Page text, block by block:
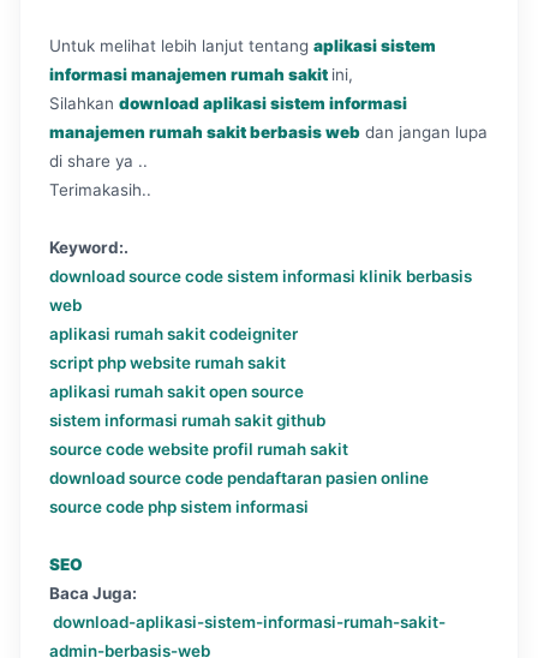
Untuk melihat lebih lanjut tentang aplikasi sistem
informasi manajemen rumah sakit ini,
Silahkan download aplikasi sistem informasi
manajemen rumah sakit berbasis web dan jangan lupa
di share ya ..
Terimakasih..
Keyword:.
download source code sistem informasi klinik berbasis
web
aplikasi rumah sakit codeigniter
script php website rumah sakit
aplikasi rumah sakit open source
sistem informasi rumah sakit github
source code website profil rumah sakit
download source code pendaftaran pasien online
source code php sistem informasi
SEO
Baca Juga:
download-aplikasi-sistem-informasi-rumah-sakit-
admin-berbasis-web